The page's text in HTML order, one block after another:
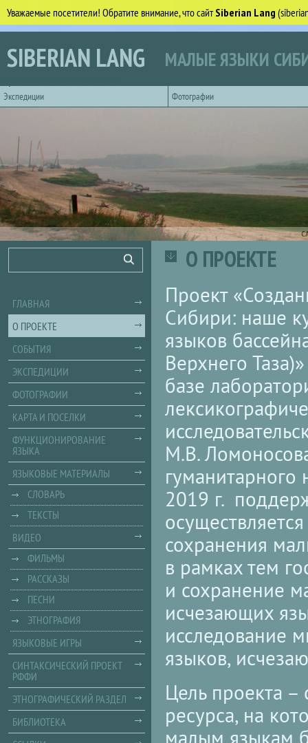
Уважаемые посетители! Обратите внимание, что сайтSiberian Lang
Перейти к основному содержанию
SIBERIAN LANG МАЛЫЕ ЯЗЫКИ
Экспедиции
Фотографии
О ПРОЕКТЕ
Проект
Сибири: наше
языков
Верхнего
базе
М.В.
2019 г.
сохранения
в рамках тем
и сохранение
исчезающих
исследование
языков,
Цель проекта –
ресурса, на
малым языкам
Поиск
ГЛАВНАЯ
О ПРОЕКТЕ
СОБЫТИЯ
ЭКСПЕДИЦИИ
ФОТОГРАФИИ
КАРТА И ПОСЕЛКИ
ФУНКЦИОНИРОВАНИЕ
ЯЗЫКА
ЯЗЫКОВЫЕ МАТЕРИАЛЫ
СЛОВАРЬ
ТЕКСТЫ
ВИДЕО
ФИЛЬМЫ
РАССКАЗЫ
ПЕСНИ
ЭТНОГРАФИЯ
ЯЗЫКОВЫЕ ИГРЫ
СИНТАКСИЧЕСКИЙ ПРОЕКТ
РФФИ
ЭТНОГРАФИЧЕСКИЙ РАЗДЕЛ
БИБЛИОТЕКА